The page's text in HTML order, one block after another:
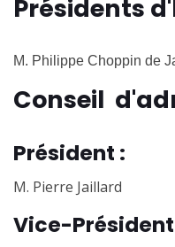
Présidents
M. Philippe Choppin de
Conseil
Président :
M. Pierre Jaillard
Vice-